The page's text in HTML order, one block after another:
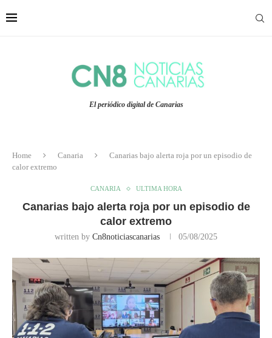
El periódico digital de Canarias
Home Canaria
Canarias bajo alerta roja por un episodio de
calor extremo
CANARIA ULTIMA HORA
Canarias bajo alerta roja por un episodio de
calor extremo
written by Cn8noticiascanarias 05/08/2025